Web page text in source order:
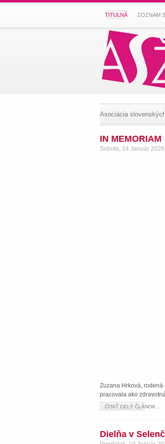
TITULNÁ ZOZNAM
Asociácia
IN MEMORIAM
Sobota, 24 Január 2026
Zuzana Hrková,
pracovala ako
ČÍTAŤ CELÝ ČLÁNOK...
Dielňa v